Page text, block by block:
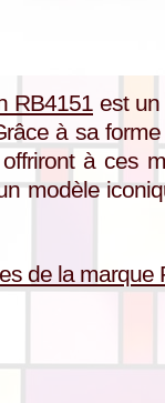
RB4151 est un
à sa
à ces
modèle
de la marque